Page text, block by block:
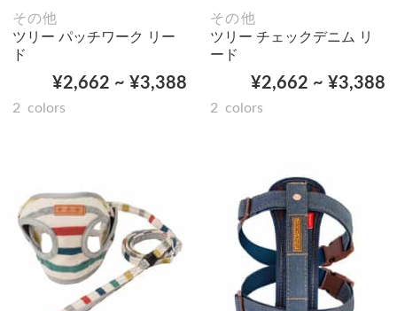
その他
ツリー パッチワーク リー
ド
¥2,662 ~ ¥3,388
2 colors
その他
ツリー チェックデニム リ
ード
¥2,662 ~ ¥3,388
2 colors